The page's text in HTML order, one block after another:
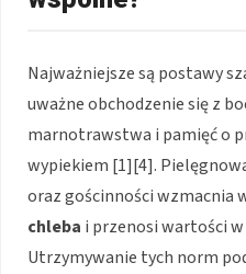
Najważniejsze są postawy
uważne obchodzenie się z
marnotrawstwa i pamięć o
wypiekiem [1][4].
oraz gościnności wzmacnia
chleba i przenosi wartości
Utrzymywanie tych norm